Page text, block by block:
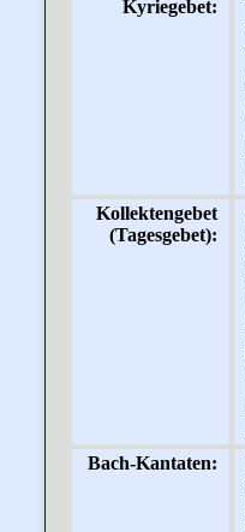
Kyriegebet:
Kollektengebet
(Tagesgebet):
Bach-Kantaten: